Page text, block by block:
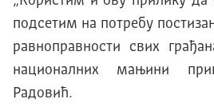
подсетим на потребу
равноправности свих
националних мањини
Радовић.